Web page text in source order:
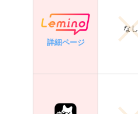
詳細ページ
なし